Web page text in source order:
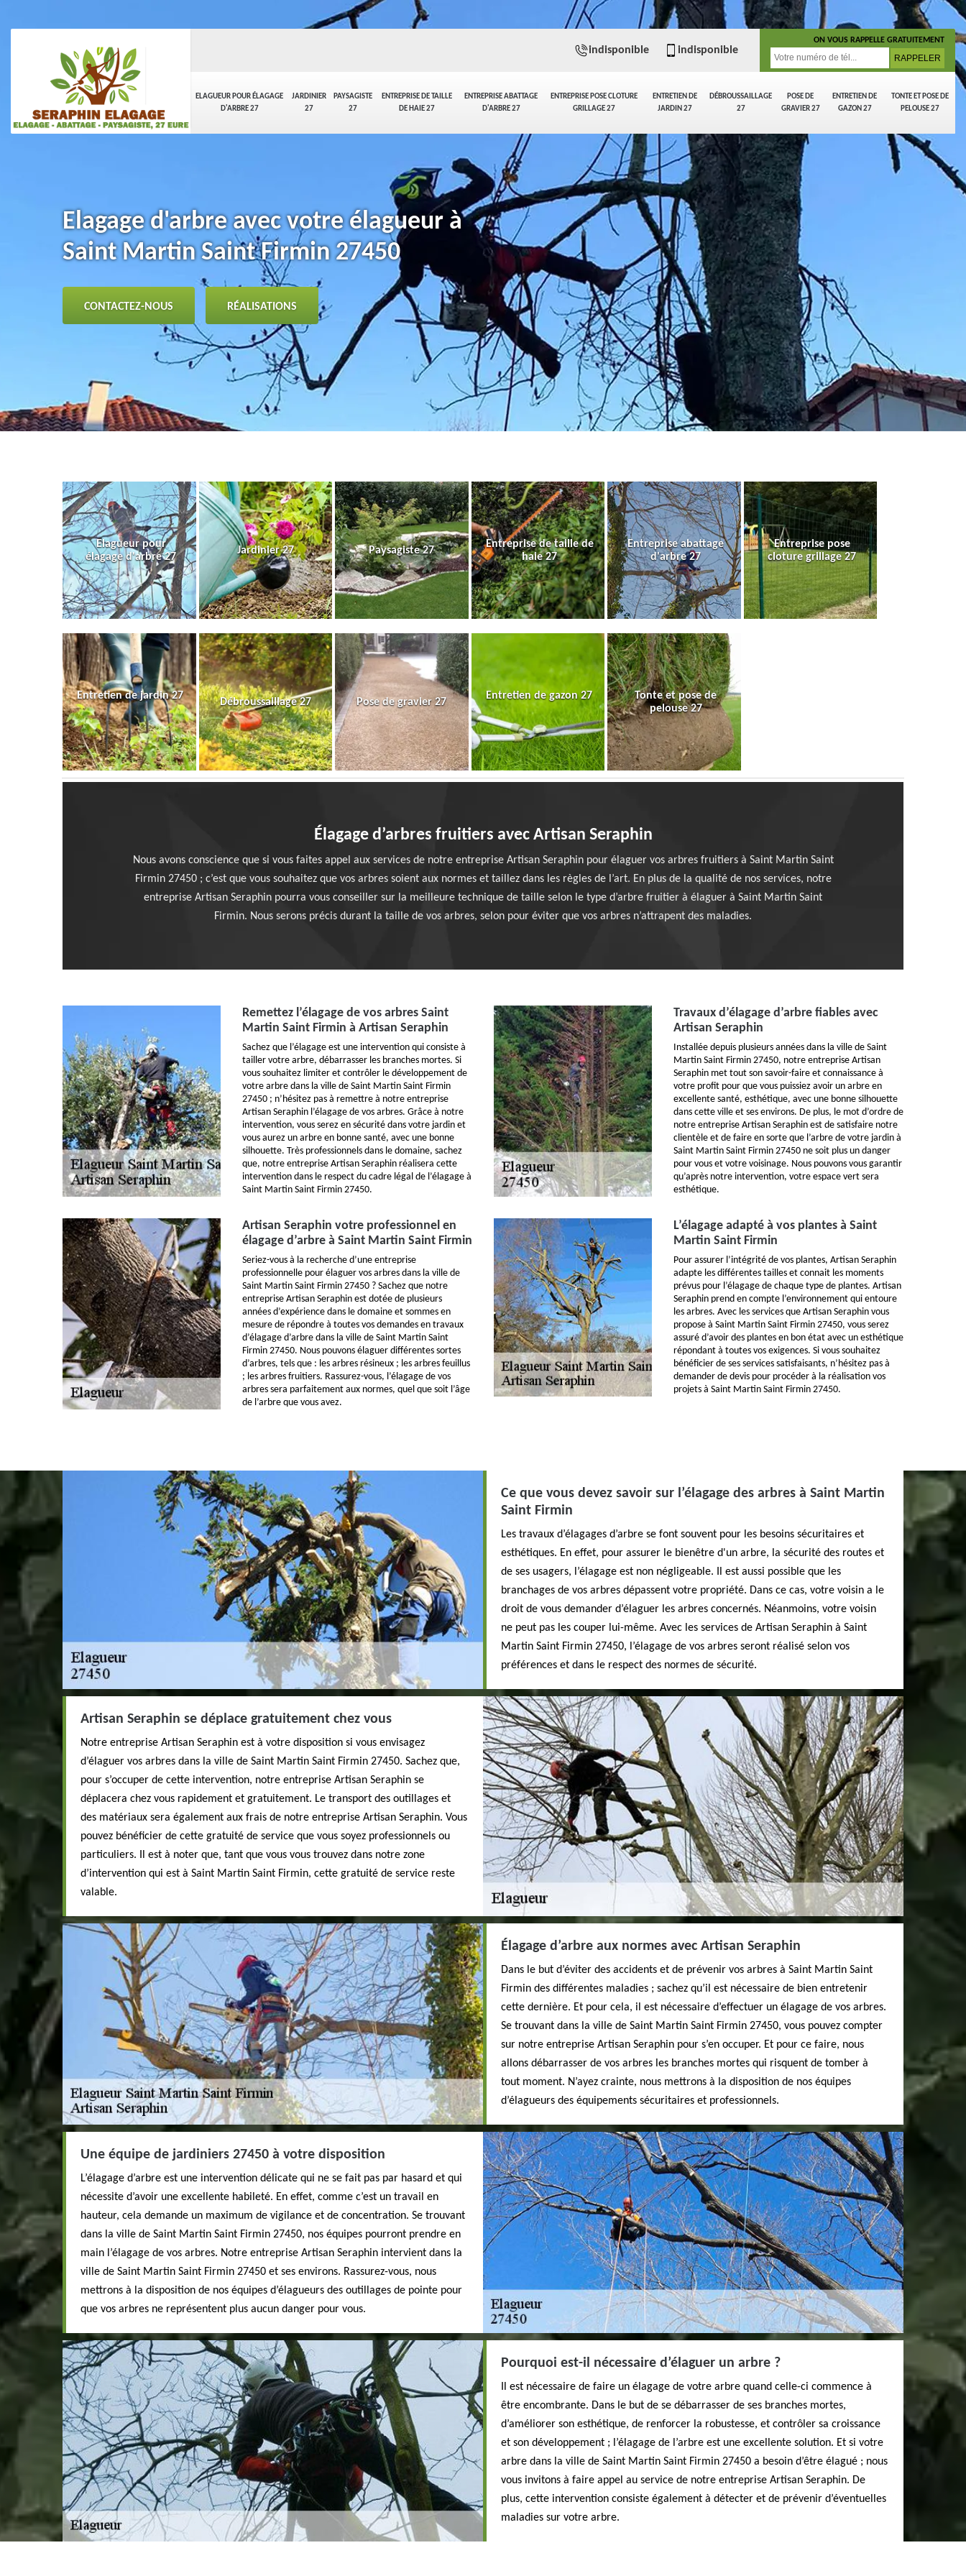
ELAGUEUR POUR ÉLAGAGE
D'ARBRE 27
JARDINIER
27
PAYSAGISTE
27
ENTREPRISE DE TAILLE
DE HAIE 27
ENTREPRISE ABATTAGE
D'ARBRE 27
ENTREPRISE POSE CLOTURE
GRILLAGE 27
ENTRETIEN DE
JARDIN 27
DÉBROUSSAILLAGE
27
POSE DE
GRAVIER 27
ENTRETIEN DE
GAZON 27
TONTE ET POSE DE
PELOUSE 27
indisponible indisponible
ON VOUS RAPPELLE GRATUITEMENT
Elagage d'arbre avec votre élagueur à
Saint Martin Saint Firmin 27450
CONTACTEZ-NOUS RÉALISATIONS
Elagueur pour
élagage d'arbre 27
Jardinier 27 Paysagiste 27
Entreprise de taille de
haie 27
Entreprise abattage
d'arbre 27
Entreprise pose
cloture grillage 27
Entretien de jardin 27
Débroussaillage 27 Pose de gravier 27
Entretien de gazon 27
Tonte et pose de
pelouse 27
Élagage d’arbres fruitiers avec Artisan Seraphin
Nous avons conscience que si vous faites appel aux services de notre entreprise Artisan Seraphin pour élaguer vos arbres fruitiers à Saint Martin Saint
Firmin 27450 ; c’est que vous souhaitez que vos arbres soient aux normes et taillez dans les règles de l’art. En plus de la qualité de nos services, notre
entreprise Artisan Seraphin pourra vous conseiller sur la meilleure technique de taille selon le type d’arbre fruitier à élaguer à Saint Martin Saint
Firmin. Nous serons précis durant la taille de vos arbres, selon pour éviter que vos arbres n’attrapent des maladies.
Remettez l’élagage de vos arbres Saint
Martin Saint Firmin à Artisan Seraphin
Sachez que l’élagage est une intervention qui consiste à
tailler votre arbre, débarrasser les branches mortes. Si
vous souhaitez limiter et contrôler le développement de
votre arbre dans la ville de Saint Martin Saint Firmin
27450 ; n’hésitez pas à remettre à notre entreprise
Artisan Seraphin l’élagage de vos arbres. Grâce à notre
intervention, vous serez en sécurité dans votre jardin et
vous aurez un arbre en bonne santé, avec une bonne
silhouette. Très professionnels dans le domaine, sachez
que, notre entreprise Artisan Seraphin réalisera cette
intervention dans le respect du cadre légal de l’élagage à
Saint Martin Saint Firmin 27450.
Travaux d’élagage d’arbre fiables avec
Artisan Seraphin
Installée depuis plusieurs années dans la ville de Saint
Martin Saint Firmin 27450, notre entreprise Artisan
Seraphin met tout son savoir-faire et connaissance à
votre profit pour que vous puissiez avoir un arbre en
excellente santé, esthétique, avec une bonne silhouette
dans cette ville et ses environs. De plus, le mot d’ordre de
notre entreprise Artisan Seraphin est de satisfaire notre
clientèle et de faire en sorte que l’arbre de votre jardin à
Saint Martin Saint Firmin 27450 ne soit plus un danger
pour vous et votre voisinage. Nous pouvons vous garantir
qu’après notre intervention, votre espace vert sera
esthétique.
Artisan Seraphin votre professionnel en
élagage d’arbre à Saint Martin Saint Firmin
Seriez-vous à la recherche d’une entreprise
professionnelle pour élaguer vos arbres dans la ville de
Saint Martin Saint Firmin 27450 ? Sachez que notre
entreprise Artisan Seraphin est dotée de plusieurs
années d’expérience dans le domaine et sommes en
mesure de répondre à toutes vos demandes en travaux
d’élagage d’arbre dans la ville de Saint Martin Saint
Firmin 27450. Nous pouvons élaguer différentes sortes
d’arbres, tels que : les arbres résineux ; les arbres feuillus
; les arbres fruitiers. Rassurez-vous, l’élagage de vos
arbres sera parfaitement aux normes, quel que soit l’âge
de l’arbre que vous avez.
L’élagage adapté à vos plantes à Saint
Martin Saint Firmin
Pour assurer l’intégrité de vos plantes, Artisan Seraphin
adapte les différentes tailles et connait les moments
prévus pour l’élagage de chaque type de plantes. Artisan
Seraphin prend en compte l’environnement qui entoure
les arbres. Avec les services que Artisan Seraphin vous
propose à Saint Martin Saint Firmin 27450, vous serez
assuré d’avoir des plantes en bon état avec un esthétique
répondant à toutes vos exigences. Si vous souhaitez
bénéficier de ses services satisfaisants, n’hésitez pas à
demander de devis pour procéder à la réalisation vos
projets à Saint Martin Saint Firmin 27450.
Ce que vous devez savoir sur l’élagage des arbres à Saint Martin
Saint Firmin
Les travaux d’élagages d’arbre se font souvent pour les besoins sécuritaires et
esthétiques. En effet, pour assurer le bienêtre d'un arbre, la sécurité des routes et
de ses usagers, l’élagage est non négligeable. Il est aussi possible que les
branchages de vos arbres dépassent votre propriété. Dans ce cas, votre voisin a le
droit de vous demander d’élaguer les arbres concernés. Néanmoins, votre voisin
ne peut pas les couper lui-même. Avec les services de Artisan Seraphin à Saint
Martin Saint Firmin 27450, l’élagage de vos arbres seront réalisé selon vos
préférences et dans le respect des normes de sécurité.
Artisan Seraphin se déplace gratuitement chez vous
Notre entreprise Artisan Seraphin est à votre disposition si vous envisagez
d’élaguer vos arbres dans la ville de Saint Martin Saint Firmin 27450. Sachez que,
pour s’occuper de cette intervention, notre entreprise Artisan Seraphin se
déplacera chez vous rapidement et gratuitement. Le transport des outillages et
des matériaux sera également aux frais de notre entreprise Artisan Seraphin. Vous
pouvez bénéficier de cette gratuité de service que vous soyez professionnels ou
particuliers. Il est à noter que, tant que vous vous trouvez dans notre zone
d’intervention qui est à Saint Martin Saint Firmin, cette gratuité de service reste
valable.
Élagage d’arbre aux normes avec Artisan Seraphin
Dans le but d’éviter des accidents et de prévenir vos arbres à Saint Martin Saint
Firmin des différentes maladies ; sachez qu’il est nécessaire de bien entretenir
cette dernière. Et pour cela, il est nécessaire d’effectuer un élagage de vos arbres.
Se trouvant dans la ville de Saint Martin Saint Firmin 27450, vous pouvez compter
sur notre entreprise Artisan Seraphin pour s’en occuper. Et pour ce faire, nous
allons débarrasser de vos arbres les branches mortes qui risquent de tomber à
tout moment. N’ayez crainte, nous mettrons à la disposition de nos équipes
d’élagueurs des équipements sécuritaires et professionnels.
Une équipe de jardiniers 27450 à votre disposition
L’élagage d’arbre est une intervention délicate qui ne se fait pas par hasard et qui
nécessite d’avoir une excellente habileté. En effet, comme c’est un travail en
hauteur, cela demande un maximum de vigilance et de concentration. Se trouvant
dans la ville de Saint Martin Saint Firmin 27450, nos équipes pourront prendre en
main l’élagage de vos arbres. Notre entreprise Artisan Seraphin intervient dans la
ville de Saint Martin Saint Firmin 27450 et ses environs. Rassurez-vous, nous
mettrons à la disposition de nos équipes d’élagueurs des outillages de pointe pour
que vos arbres ne représentent plus aucun danger pour vous.
Pourquoi est-il nécessaire d’élaguer un arbre ?
Il est nécessaire de faire un élagage de votre arbre quand celle-ci commence à
être encombrante. Dans le but de se débarrasser de ses branches mortes,
d’améliorer son esthétique, de renforcer la robustesse, et contrôler sa croissance
et son développement ; l’élagage de l’arbre est une excellente solution. Et si votre
arbre dans la ville de Saint Martin Saint Firmin 27450 a besoin d’être élagué ; nous
vous invitons à faire appel au service de notre entreprise Artisan Seraphin. De
plus, cette intervention consiste également à détecter et de prévenir d’éventuelles
maladies sur votre arbre.